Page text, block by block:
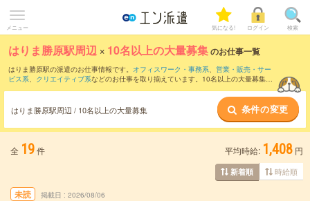
メニュー 気になる! ログイン 検索
はりま勝原駅周辺 × 10名以上の大量募集のお仕事一覧
はりま勝原駅の派遣のお仕事情報です。 オフィスワーク・事務系、 営業・販売・サー
ビス系、 クリエイティブ系などのお仕事を取り揃えています。10名以上の大量募集の
はりま勝原駅周辺 / 10名以上の大量募集 条件の変更
全 19件 平均時給: 1,408 円
新着順 時給順
未読 掲載日 2026/08/06